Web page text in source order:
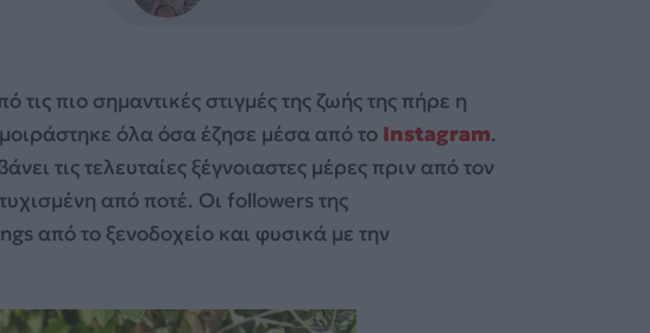
πιο σημαντικές στιγμές της ζωής της πήρε η
όλα όσα έζησε μέσα από το Instagram.
τις τελευταίες ξέγνοιαστες μέρες πριν από τον
από ποτέ. Οι followers της
από το ξενοδοχείο και φυσικά με την